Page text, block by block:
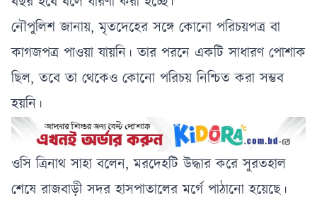
নৌপুলিশ জানায়, মৃতদেহের সঙ্গে কোনো পরিচয়পত্র বা
কাগজপত্র পাওয়া যায়নি। তার পরনে একটি সাধারণ পোশাক
ছিল, তবে তা থেকেও কোনো পরিচয় নিশ্চিত করা সম্ভব
হয়নি।
ওসি ত্রিনাথ সাহা বলেন, মরদেহটি উদ্ধার করে সুরতহাল
শেষে রাজবাড়ী সদর হাসপাতালের মর্গে পাঠানো হয়েছে।